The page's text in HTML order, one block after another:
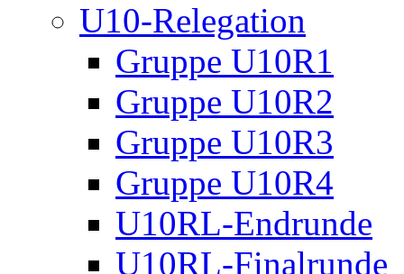
U10-Relegation
Gruppe U10R1
Gruppe U10R2
Gruppe U10R3
Gruppe U10R4
U10RL-Endrunde
U10RL-Finalrunde